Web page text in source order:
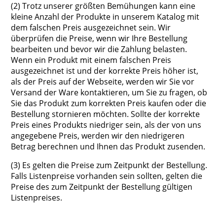
(2) Trotz unserer größten Bemühungen kann eine
kleine Anzahl der Produkte in unserem Katalog mit
dem falschen Preis ausgezeichnet sein. Wir
überprüfen die Preise, wenn wir Ihre Bestellung
bearbeiten und bevor wir die Zahlung belasten.
Wenn ein Produkt mit einem falschen Preis
ausgezeichnet ist und der korrekte Preis höher ist,
als der Preis auf der Webseite, werden wir Sie vor
Versand der Ware kontaktieren, um Sie zu fragen, ob
Sie das Produkt zum korrekten Preis kaufen oder die
Bestellung stornieren möchten. Sollte der korrekte
Preis eines Produkts niedriger sein, als der von uns
angegebene Preis, werden wir den niedrigeren
Betrag berechnen und Ihnen das Produkt zusenden.
(3) Es gelten die Preise zum Zeitpunkt der Bestellung.
Falls Listenpreise vorhanden sein sollten, gelten die
Preise des zum Zeitpunkt der Bestellung gültigen
Listenpreises.